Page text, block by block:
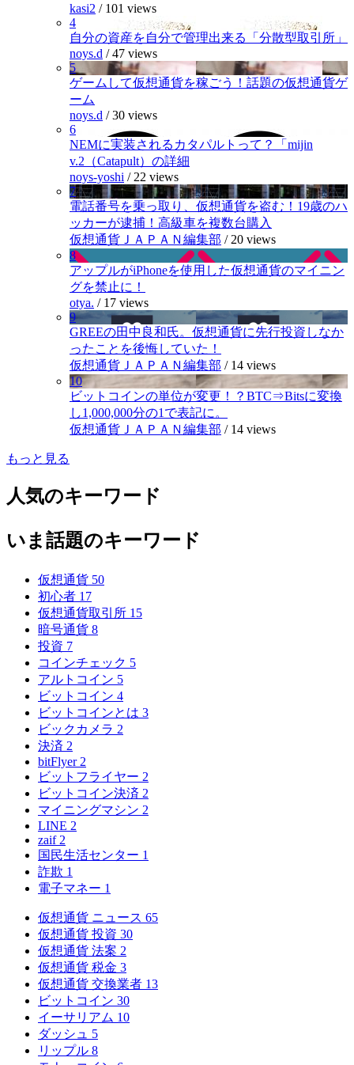
kasi2 / 101 views
4
自分の資産を自分で管理出来る「分散型取引所」
noys.d /47 views
5
ゲームして仮想通貨を稼ごう！話題の仮想通貨ゲ
ーム
noys.d /30 views
6
NEMに実装されるカタパルトって？「mijin
v.2（Catapult）の詳細
noys-yoshi / 22 views
7
電話番号を乗っ取り、仮想通貨を盗む！19歳のハ
ッカーが逮捕！高級車を複数台購入
仮想通貨ＪＡＰＡＮ編集部 / 20 views
8
アップルがiPhoneを使用した仮想通貨のマイニン
グを禁止に！
otya. / 17 views
9
GREEの田中良和氏。仮想通貨に先行投資しなか
ったことを後悔していた！
仮想通貨ＪＡＰＡＮ編集部 / 14 views
10
ビットコインの単位が変更！？BTC⇒Bitsに変換
し1,000,000分の1で表記に。
仮想通貨ＪＡＰＡＮ編集部 / 14 views
もっと見る
人気のキーワード
いま話題のキーワード
仮想通貨 50
初心者 17
仮想通貨取引所 15
暗号通貨 8
投資 7
コインチェック 5
アルトコイン 5
ビットコイン 4
ビットコインとは 3
ビックカメラ 2
決済 2
bitFlyer 2
ビットフライヤー 2
ビットコイン決済 2
マイニングマシン 2
LINE 2
zaif 2
国民生活センター 1
詐欺 1
電子マネー 1
仮想通貨 ニュース 65
仮想通貨 投資 30
仮想通貨 法案 2
仮想通貨 税金 3
仮想通貨 交換業者 13
ビットコイン 30
イーサリアム 10
ダッシュ 5
リップル 8